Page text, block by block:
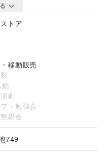
区画となります。区画を超
りしております。
力避けておりますが、状況
、あらかじめご了承願いま
必要です。
トア
移動販売
劇
・勉強会
親会
749